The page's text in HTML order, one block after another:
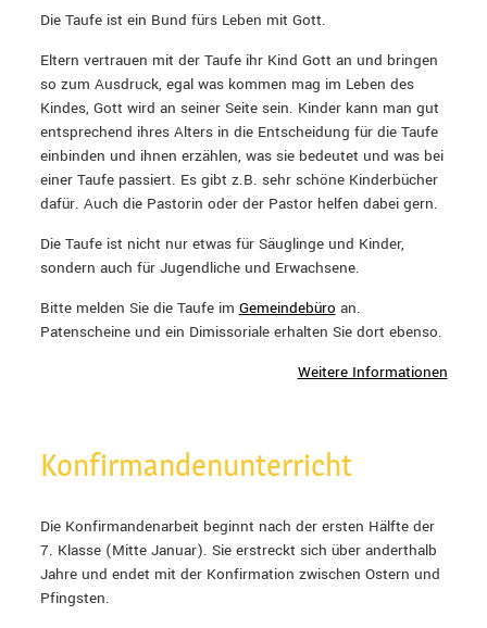
Die Taufe ist ein Bund fürs Leben mit Gott.
Eltern vertrauen mit der Taufe ihr Kind Gott an und bringen
so zum Ausdruck, egal was kommen mag im Leben des
Kindes, Gott wird an seiner Seite sein. Kinder kann man gut
entsprechend ihres Alters in die Entscheidung für die Taufe
einbinden und ihnen erzählen, was sie bedeutet und was bei
einer Taufe passiert. Es gibt z.B. sehr schöne Kinderbücher
dafür. Auch die Pastorin oder der Pastor helfen dabei gern.
Die Taufe ist nicht nur etwas für Säuglinge und Kinder,
sondern auch für Jugendliche und Erwachsene.
Bitte melden Sie die Taufe im Gemeindebüro an.
Patenscheine und ein Dimissoriale erhalten Sie dort ebenso.
Weitere Informationen
Konfirmandenunterricht
Die Konfirmandenarbeit beginnt nach der ersten Hälfte der
7. Klasse (Mitte Januar). Sie erstreckt sich über anderthalb
Jahre und endet mit der Konfirmation zwischen Ostern und
Pfingsten.